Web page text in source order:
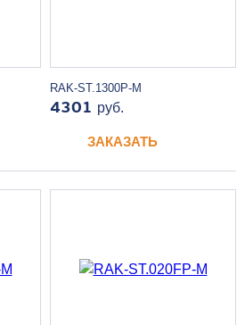
RAK-ST.1300P-M
4301 руб.
ЗАКАЗАТЬ